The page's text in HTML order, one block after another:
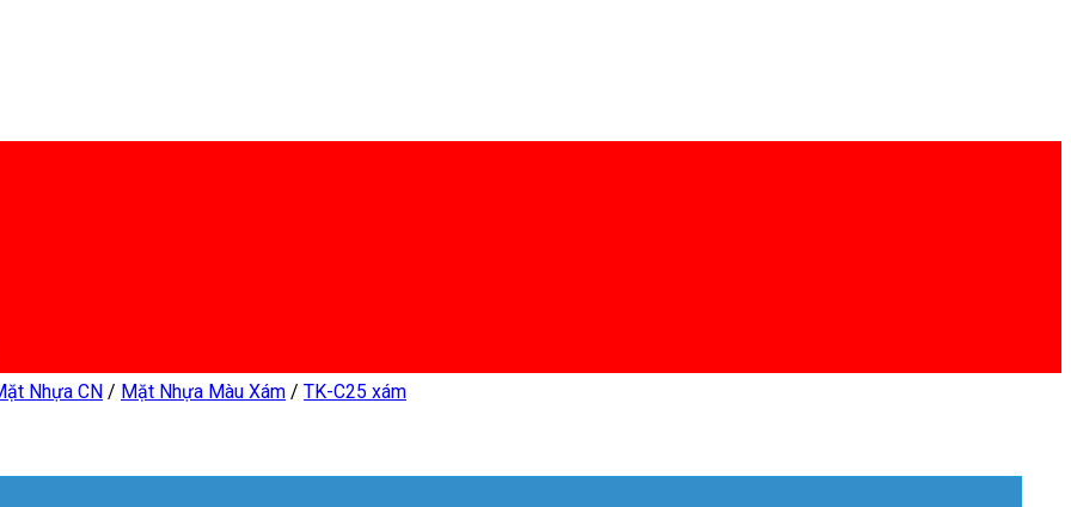
Nhựa CN / Mặt Nhựa Màu Xám / TK-C25 xám